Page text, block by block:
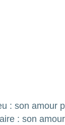
: son amour
: son